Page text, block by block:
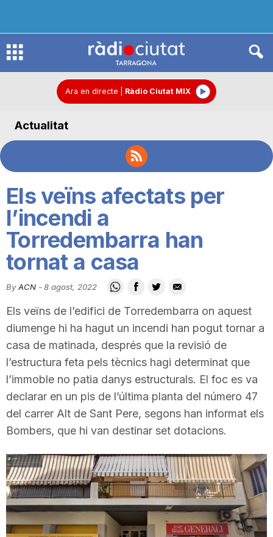
R
d
o
C
i
u
t
a
d
e
Ara en directe Ràdio Ciutat MIX
Actualitat
Els veïns afectats per
l’incendi a
Torredembarra han
tornat a casa
By ACN -8 agost, 2022
Els veïns de l’edifici de Torredembarra on aquest
diumenge hi ha hagut un incendi han pogut tornar a
casa de matinada, després que la revisió de
l’estructura feta pels tècnics hagi determinat que
l’immoble no patia danys estructurals. El foc es va
declarar en un pis de l’última planta del número 47
del carrer Alt de Sant Pere, segons han informat els
Bombers, que hi van destinar set dotacions.